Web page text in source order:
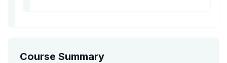
Course Summary